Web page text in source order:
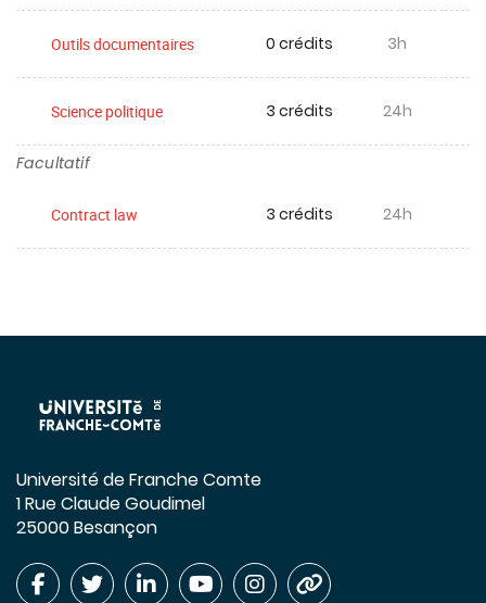
Outils documentaires 0 crédits 3h
Science politique 3 crédits 24h
Facultatif
Contract law 3 crédits 24h
Université de Franche Comte
1 Rue Claude Goudimel
25000 Besançon